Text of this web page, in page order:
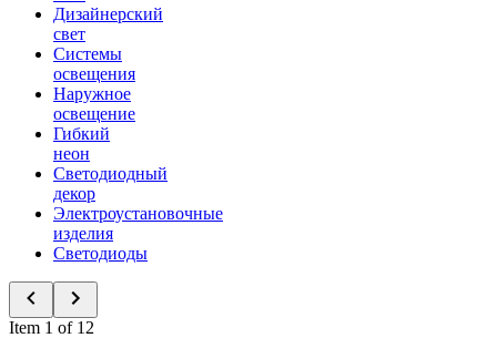
Дизайнерский
свет
Системы
освещения
Наружное
освещение
Гибкий
неон
Светодиодный
декор
Электроустановочные
изделия
Светодиоды
Item 1 of 12